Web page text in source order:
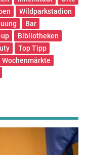
Wildparkstadion
Bar
Bibliotheken
Top Tipp
Wochenmärkte